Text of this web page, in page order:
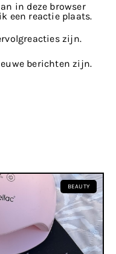
in deze browser
een reactie plaats.
zijn.
berichten zijn.
BEAUTY